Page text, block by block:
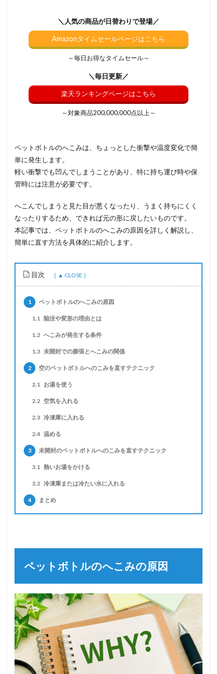
＼人気の商品が日替わりで登場／
Amazonタイムセールページはこちら
～毎日お得なタイムセール～
＼毎日更新／
楽天ランキングページはこちら
～対象商品200,000,000点以上～
ペットボトルのへこみは、ちょっとした衝撃や温度変化で簡
単に発生します。
軽い衝撃でも凹んでしまうことがあり、特に持ち運び時や保
管時には注意が必要です。
へこんでしまうと見た目が悪くなったり、うまく持ちにくく
なったりするため、できれば元の形に戻したいものです。
本記事では、ペットボトルのへこみの原因を詳しく解説し、
簡単に直す方法を具体的に紹介します。
目次
1 ペットボトルのへこみの原因
1.1 陥没や変形の理由とは
1.2 へこみが発生する条件
1.3 未開封での膨張とへこみの関係
2 空のペットボトルへのこみを直すテクニック
2.1 お湯を使う
2.2 空気を入れる
2.3 冷凍庫に入れる
2.4 温める
3 未開封のペットボトルへのこみを直すテクニック
3.1 熱いお湯をかける
3.2 冷凍庫または冷たい水に入れる
4 まとめ
ペットボトルのへこみの原因